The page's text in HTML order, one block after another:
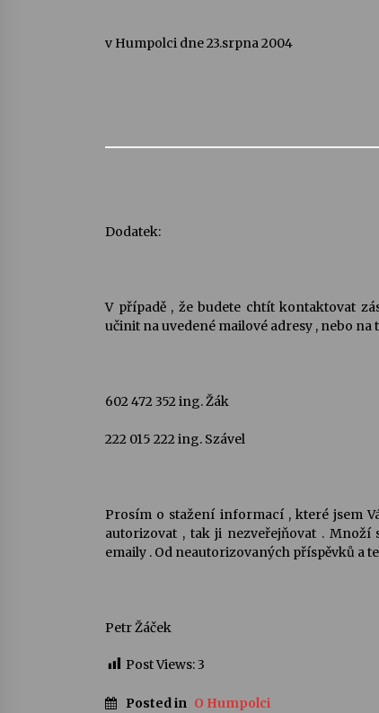
v Humpolci dne 23.srpna 2004
Dodatek:
V případě , že budete chtít kontaktovat
učinit na uvedené mailové adresy , nebo na
602 472 352 ing. Žák
222 015 222 ing. Szável
Prosím o stažení informací , které jsem
autorizovat , tak ji nezveřejňovat .
emaily . Od neautorizovaných příspěvků a
Petr Žáček
Post Views:3
Posted in O Humpolci